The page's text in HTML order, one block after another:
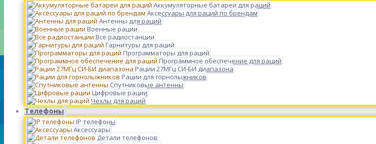
Аккумуляторные батареи для раций
Аксессуары для раций по брендам
Антенны для раций
Военные рации
Все радиостанции
Гарнитуры для раций
Программаторы для раций
Программное обеспечение для раций
Рации 27МГц СИ-БИ диапазона
Рации для горнолыжников
Спутниковые антенны
Цифровые рации
Чехлы для раций
Телефоны
IP телефоны
Аксессуары
Детали телефонов